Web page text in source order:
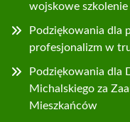
wojskowe szkolenie
Podziękowania dla
profesjonalizm w
Podziękowania dla
Michalskiego za
Mieszkańców